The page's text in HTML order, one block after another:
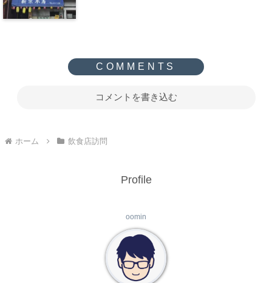
コメントを書き込む
ホーム 飲食店訪問
Profile
oomin